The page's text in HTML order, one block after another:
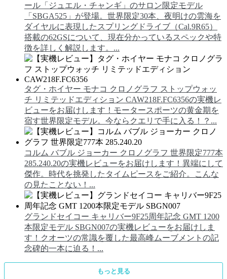
ール「ジュエル・チャンギ」のサロン限定モデル
「SBGA525」が登場。世界限定30本、夜明けの雲海を
ダイヤルに表現したスプリングドライブ（Cal.9R65）
搭載の62GSについて、現在分かっているスペックや特
徴を詳しく解説します。...
タグ・ホイヤー モナコ クロノグラフ ストップウォッ
チ リミテッドエディション CAW218F.FC6356の実機レ
ビューをお届けします！モータースポーツの黄金期を
宿す世界限定モデル。今ならクエリで手に入る！？...
コルム バブル ジョーカー クロノグラフ 世界限定777本
285.240.20の実機レビューをお届けします！異端にして
傑作。時代を挑発したタイムピースをご紹介。こんな
の見たことない！...
グランドセイコー キャリバー9F25周年記念 GMT 1200
本限定モデル SBGN007の実機レビューをお届けしま
す！クオーツの常識を覆した最高峰ムーブメントの記
念碑的一本に迫る！...
もっと見る